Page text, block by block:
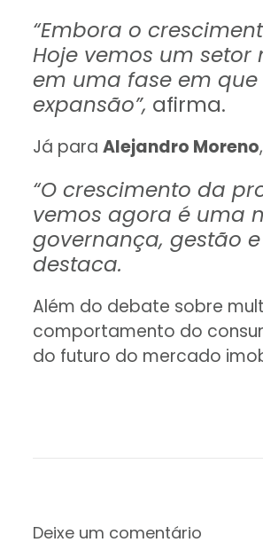
“Embora o
Hoje vemos um
em uma fase em
expansão”, afirma.
Já para Alejandro Moreno
“O crescimento da
vemos agora é uma
governança, gestão
destaca.
Além do debate sobre
comportamento do
do futuro do mercado
Deixe um comentário